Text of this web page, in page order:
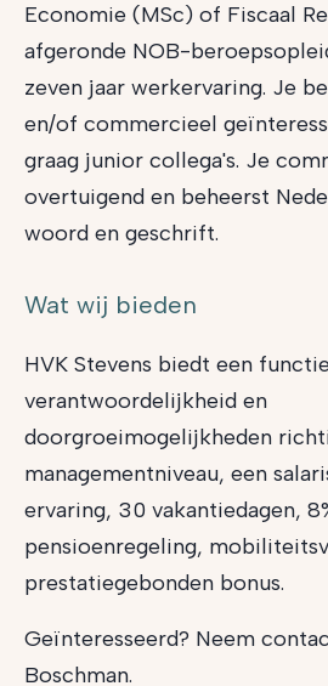
Economie (MSc) of Fiscaal
afgeronde NOB-
zeven jaar werkervaring. Je
en/of commercieel
graag junior collega's. Je
overtuigend en beheerst
woord en geschrift.
Wat wij bieden
HVK Stevens biedt een
verantwoordelijkheid en
doorgroeimogelijkheden
managementniveau, een
ervaring, 30 vakantiedagen,
pensioenregeling,
prestatiegebonden bonus.
Geïnteresseerd? Neem
Boschman.